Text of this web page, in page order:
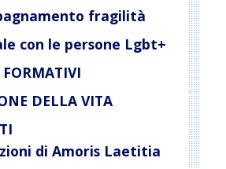
fragilità
con le persone Lgbt+
FORMATIVI
DELLA VITA
di Amoris Laetitia